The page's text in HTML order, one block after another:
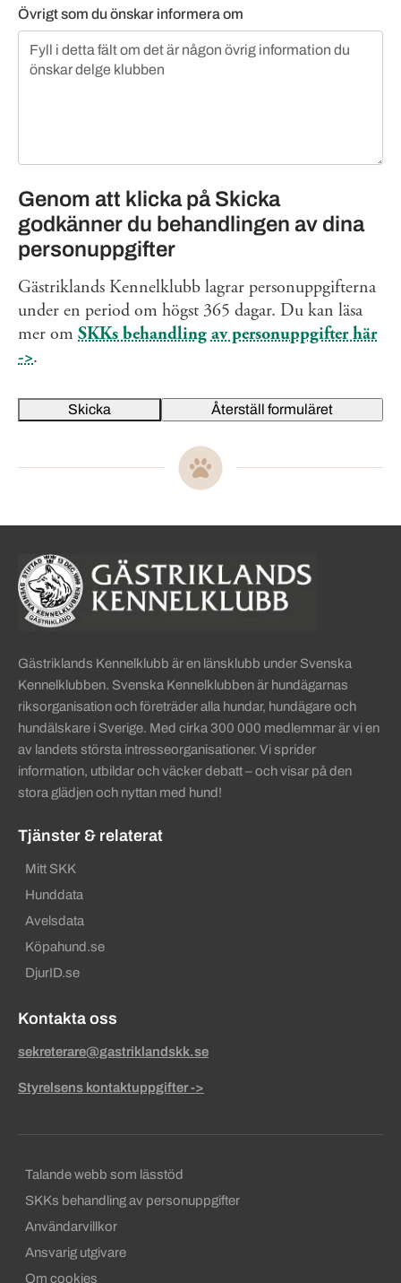
Övrigt som du önskar informera om
Genom att klicka på Skicka
godkänner du behandlingen av dina
personuppgifter
Gästriklands Kennelklubb lagrar personuppgifterna
under en period om högst 365 dagar. Du kan läsa
mer om SKKs behandling av personuppgifter här
->.
Skicka
Sidinformation och
Köpa hund startsida
Gästriklands Kennelklubb är en länsklubb under Svenska
Kennelklubben. Svenska Kennelklubben är hundägarnas
riksorganisation och företräder alla hundar, hundägare och
hundälskare i Sverige. Med cirka 300 000 medlemmar är vi en
av landets största intresseorganisationer. Vi sprider
information, utbildar och väcker debatt – och visar på den
stora glädjen och nyttan med hund!
Tjänster & relaterat
Mitt SKK
Hunddata
Avelsdata
Köpahund.se
DjurID.se
Kontakta oss
sekreterare@gastriklandskk.se
Styrelsens kontaktuppgifter ->
Sekundära sidfotslänkar
Talande webb som lässtöd
SKKs behandling av personuppgifter
Användarvillkor
Ansvarig utgivare
Om cookies